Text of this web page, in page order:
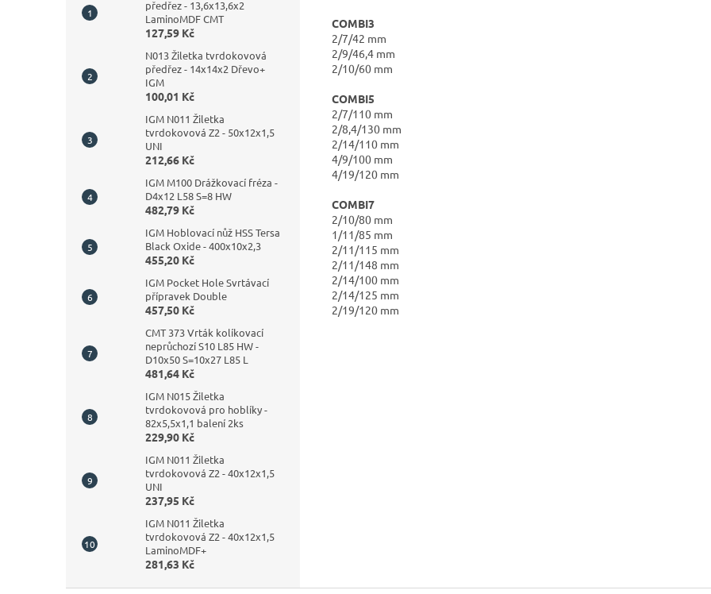
předřez - 13,6x13,6x2
LaminoMDF CMT
127,59 Kč
N013 Žiletka tvrdokovová
předřez - 14x14x2 Dřevo+
IGM
100,01 Kč
IGM N011 Žiletka
tvrdokovová Z2 - 50x12x1,5
UNI
212,66 Kč
IGM M100 Drážkovací fréza -
D4x12 L58 S=8 HW
482,79 Kč
IGM Hoblovací nůž HSS Tersa
Black Oxide - 400x10x2,3
455,20 Kč
IGM Pocket Hole Svrtávací
přípravek Double
457,50 Kč
CMT 373 Vrták kolíkovací
neprůchozí S10 L85 HW -
D10x50 S=10x27 L85 L
481,64 Kč
IGM N015 Žiletka
tvrdokovová pro hoblíky -
82x5,5x1,1 balení 2ks
229,90 Kč
IGM N011 Žiletka
tvrdokovová Z2 - 40x12x1,5
UNI
237,95 Kč
IGM N011 Žiletka
tvrdokovová Z2 - 40x12x1,5
LaminoMDF+
281,63 Kč
COMBI3
2/7/42 mm
2/9/46,4 mm
2/10/60 mm
COMBI5
2/7/110 mm
2/8,4/130 mm
2/14/110 mm
4/9/100 mm
4/19/120 mm
COMBI7
2/10/80 mm
1/11/85 mm
2/11/115 mm
2/11/148 mm
2/14/100 mm
2/14/125 mm
2/19/120 mm